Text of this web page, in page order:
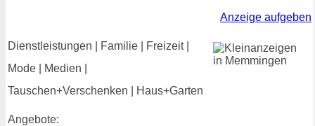
Anzeige aufgeben
Dienstleistungen | Familie | Freizeit |
Mode | Medien |
Tauschen+Verschenken | Haus+Garten
Angebote: